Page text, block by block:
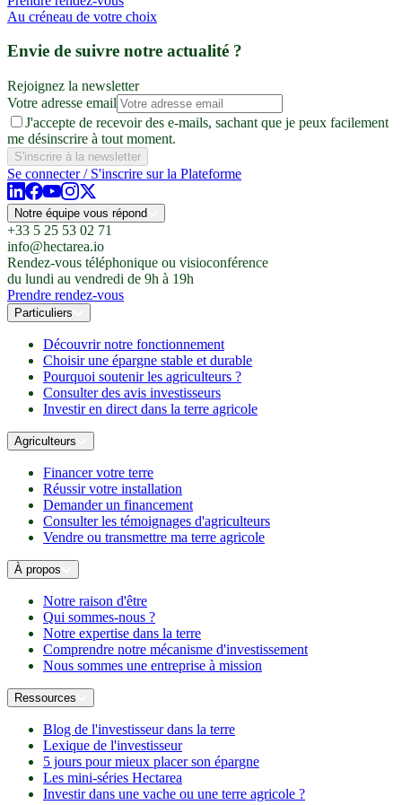
Au créneau de votre choix
Envie de suivre notre actualité ?
Rejoignez la newsletter
Votre adresse email
J'accepte de recevoir des e-mails, sachant que je peux facilement
me désinscrire à tout moment.
S'inscrire à la newsletter
Se connecter / S'inscrire sur la Plateforme
Notre équipe vous répond
+33 5 25 53 02 71
info@hectarea.io
Rendez-vous téléphonique ou visioconférence
du lundi au vendredi de 9h à 19h
Prendre rendez-vous
Particuliers
Découvrir notre fonctionnement
Choisir une épargne stable et durable
Pourquoi soutenir les agriculteurs ?
Consulter des avis investisseurs
Investir en direct dans la terre agricole
Agriculteurs
Financer votre terre
Réussir votre installation
Demander un financement
Consulter les témoignages d'agriculteurs
Vendre ou transmettre ma terre agricole
À propos
Notre raison d'être
Qui sommes-nous ?
Notre expertise dans la terre
Comprendre notre mécanisme d'investissement
Nous sommes une entreprise à mission
Ressources
Blog de l'investisseur dans la terre
Lexique de l'investisseur
5 jours pour mieux placer son épargne
Les mini-séries Hectarea
Investir dans une vache ou une terre agricole ?